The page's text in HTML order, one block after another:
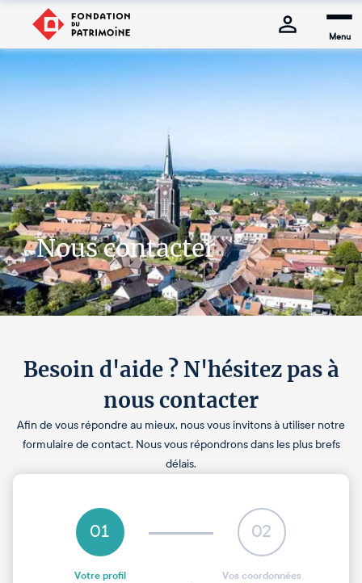
Menu
Nous contacter
Besoin d'aide ? N'hésitez pas à
nous contacter
Afin de vous répondre au mieux, nous vous invitons à utiliser notre
formulaire de contact. Nous vous répondrons dans les plus brefs
délais.
01
Votre profil
02
Vos coordonnées